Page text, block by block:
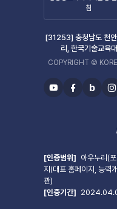
침
[31253] 충청남도 천
리, 한국기술교육
COPYRIGHT ©
유
페
b
블
인
[인증범위] 아우누리(
지(대표 홈페이지, 능력
관)
[인증기간]